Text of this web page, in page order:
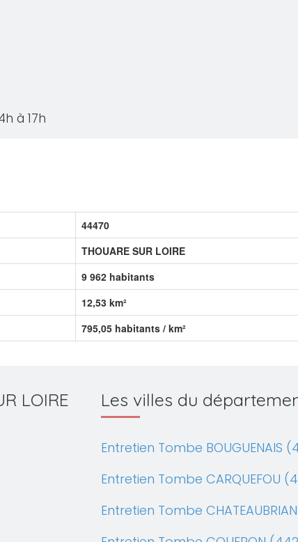
à 17h
44470
THOUARE SUR LOIRE
9 962 habitants
12,53 km²
795,05 habitants / km²
LOIRE Les villes du
Entretien Tombe BOUGUENAIS
Entretien Tombe CARQUEFOU
Entretien Tombe